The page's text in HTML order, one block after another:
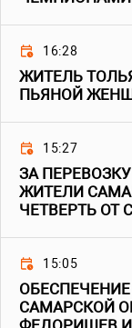
16:28
ЖИТЕЛЬ
ПЬЯНОЙ
15:27
ЗА
ЖИТЕЛИ
ЧЕТВЕРТЬ ОТ
15:05
САМАРСКОЙ